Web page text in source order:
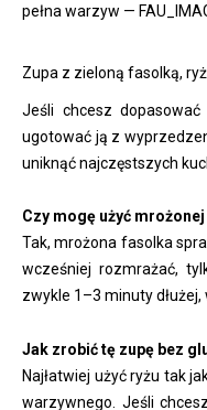
Zupa z zieloną fasolką,
Jeśli chcesz
ugotować ją z
uniknąć najczęstszych
Czy mogę użyć
Tak, mrożona fasolka
wcześniej rozmrażać,
zwykle 1–3 minuty dłużej,
Jak zrobić tę zupę bez
Najłatwiej użyć ryżu tak
warzywnego. Jeśli